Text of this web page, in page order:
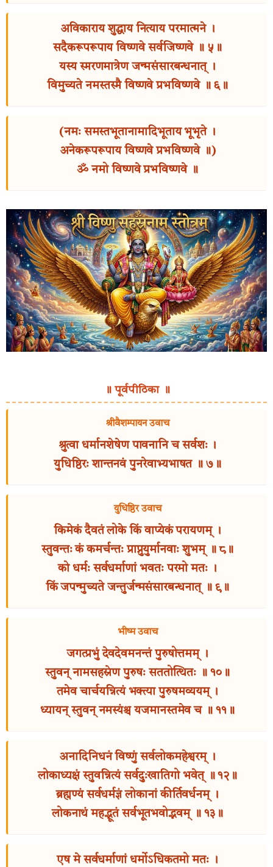
अविकाराय शुद्धाय नित्याय परमात्मने ।
सदैकरूपरूपाय विष्णवे सर्वजिष्णवे ॥ ५॥
यस्य स्मरणमात्रेण जन्मसंसारबन्धनात् ।
विमुच्यते नमस्तस्मै विष्णवे प्रभविष्णवे ॥ ६॥
(नमः समस्तभूतानामादिभूताय भूभृते ।
अनेकरूपरूपाय विष्णवे प्रभविष्णवे ॥)
ॐ नमो विष्णवे प्रभविष्णवे ॥
॥ पूर्वपीठिका ॥
श्रीवैशम्पायन उवाच
श्रुत्वा धर्मानशेषेण पावनानि च सर्वशः ।
युधिष्ठिरः शान्तनवं पुनरेवाभ्यभाषत ॥ ७॥
युधिष्ठिर उवाच
किमेकं दैवतं लोके किं वाप्येकं परायणम् ।
स्तुवन्तः कं कमर्चन्तः प्राप्नुयुर्मानवाः शुभम् ॥ ८॥
को धर्मः सर्वधर्माणां भवतः परमो मतः ।
किं जपन्मुच्यते जन्तुर्जन्मसंसारबन्धनात् ॥ ९॥
भीष्म उवाच
जगत्प्रभुं देवदेवमनन्तं पुरुषोत्तमम् ।
स्तुवन् नामसहस्रेण पुरुषः सततोत्थितः ॥ १०॥
तमेव चार्चयन्नित्यं भक्त्या पुरुषमव्ययम् ।
ध्यायन् स्तुवन् नमस्यंश्च यजमानस्तमेव च ॥ ११॥
अनादिनिधनं विष्णुं सर्वलोकमहेश्वरम् ।
लोकाध्यक्षं स्तुवन्नित्यं सर्वदुःखातिगो भवेत् ॥ १२॥
ब्रह्मण्यं सर्वधर्मज्ञं लोकानां कीर्तिवर्धनम् ।
लोकनाथं महद्भूतं सर्वभूतभवोद्भवम् ॥ १३॥
एष मे सर्वधर्माणां धर्मोऽधिकतमो मतः ।